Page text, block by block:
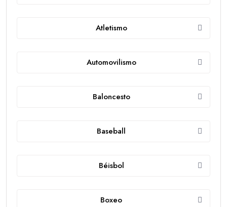
Atletismo
Automovilismo
Baloncesto
Baseball
Béisbol
Boxeo